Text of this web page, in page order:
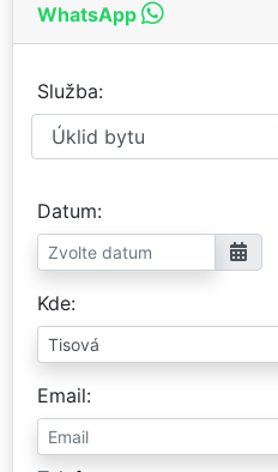
WhatsApp
Služba
Datum
Kde
Email